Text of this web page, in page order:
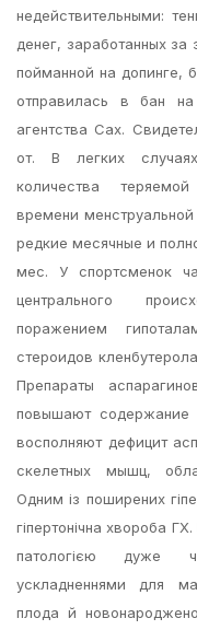
недействительными:
денег, заработанных за
пойманной на допинге,
отправилась в бан
агентства Сах.
от. В легких
количества
времени
редкие месячные и
мес. У спортсменок
центрального
поражением
стероидов
Препараты
повышают содержание
восполняют дефицит
скелетных мышц,
Одним із поширених
гіпертонічна хвороба
патологією дуже
ускладненнями для
плода й